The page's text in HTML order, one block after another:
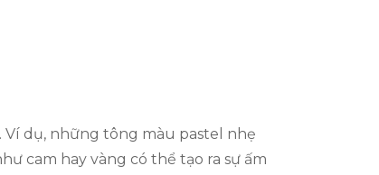
dụ, những tông màu pastel nhẹ
cam hay vàng có thể tạo ra sự ấm